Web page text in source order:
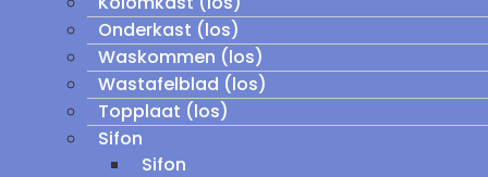
Onderkast (los)
Waskommen (los)
Wastafelblad (los)
Topplaat (los)
Sifon
Sifon